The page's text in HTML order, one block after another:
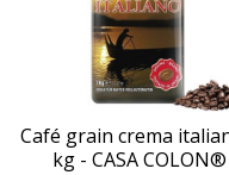
Café grain crema
kg - CASA COLON®